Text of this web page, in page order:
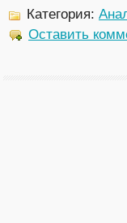
Категория:
Оставить